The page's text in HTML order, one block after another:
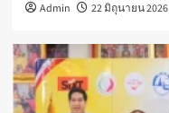
Admin 22 มิถุนายน 2026